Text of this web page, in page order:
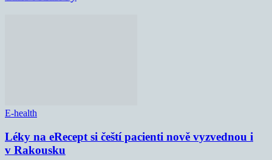
E-health
Léky na eRecept si čeští pacienti nově vyzvednou i
v Rakousku